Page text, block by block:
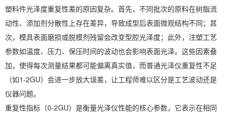
塑料件光泽度重复性差的原因复杂。首先，不同批次的原料在树脂流
动性、添加剂分散性上存在差异，导致成型后表面微观结构不同；其
次，模具表面磨损或脱模剂残留会改变型腔光泽度；此外，注塑工艺
参数如温度、压力、保压时间的波动也会影响表面光泽。这些因素叠
加，使得每次测量结果都可能偏离真实值，而普通光泽仪重复性不足
（如1-2GU）会进一步放大误差，让工程师难以区分是工艺波动还是
仪器问题。
重复性指标（0-2GU）是衡量光泽仪性能的核心参数，它表示在相同